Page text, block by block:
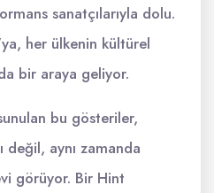
sanatçılarıyla dolu.
her ülkenin kültürel
bir araya geliyor.
bu gösteriler,
değil, aynı zamanda
görüyor. Bir Hint